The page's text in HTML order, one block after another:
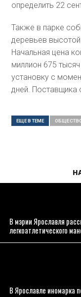
определить 22
Также в парке
деревьев
Начальная цена
миллион 675
установку с
дней. Поставщика
ЕЩЕ В ТЕМЕ
В мэрии Ярославля
легкоатлетического
В Ярославле иномарка